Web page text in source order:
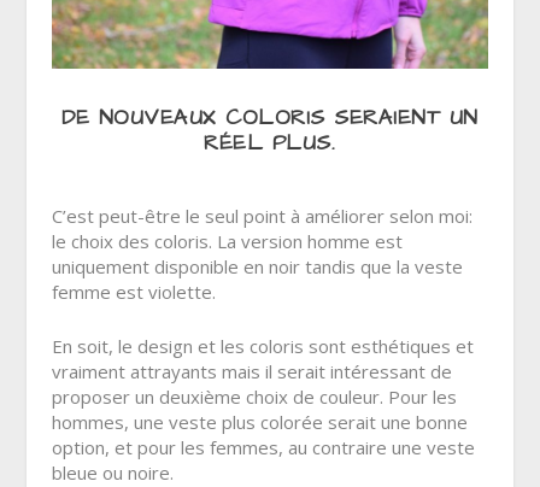
DE NOUVEAUX COLORIS SERAIENT UN
RÉEL PLUS.
C’est peut-être le seul point à améliorer selon moi:
le choix des coloris. La version homme est
uniquement disponible en noir tandis que la veste
femme est violette.
En soit, le design et les coloris sont esthétiques et
vraiment attrayants mais il serait intéressant de
proposer un deuxième choix de couleur. Pour les
hommes, une veste plus colorée serait une bonne
option, et pour les femmes, au contraire une veste
bleue ou noire.